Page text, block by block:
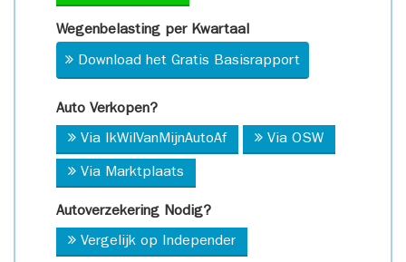
Wegenbelasting per Kwartaal
Download het Gratis Basisrapport
Auto Verkopen?
Via IkWilVanMijnAutoAf Via OSW
Via Marktplaats
Autoverzekering Nodig?
Vergelijk op Independer